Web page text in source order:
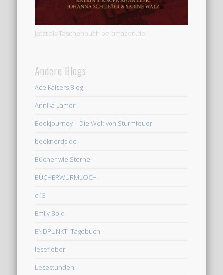
Jetzt als Taschenbuch bei amazon.de
Andere Blogs
Ace Kaisers Blog
Annika Lamer
Bookjourney – Die Welt von Sturmfeuer
booknerds.de
Bücher wie Sterne
BÜCHERWURMLOCH
e13
Emily Bold
ENDPUNKT -Tagebuch
lesefieber
Lesestunden